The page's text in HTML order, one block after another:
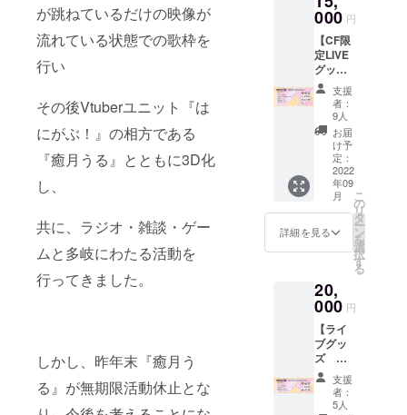
が跳ねているだけの映像が
流れている状態での歌枠を
行い
その後Vtuberユニット『は
にがぶ！』の相方である
『癒月うる』とともに3D化
し、
共に、ラジオ・雑談・ゲー
ムと多岐にわたる活動を
行ってきました。
しかし、昨年末『癒月う
る』が無期限活動休止とな
デジタ
ル壁紙
（サイ
ン入
り） ・
CF限
定 ス
テッ
カー
000 円
【CF限
定LIVE
グッズ
プラ
ン】 ・
活動報
告 ・お
手紙
（共
通） ・
お礼動
画（共
通） ・
オリジ
ナルボ
イス
通） ・
CF限
定 デ
ジタル
壁紙
（サイ
ン入
り） ・
CF限
支援
者：
9人
お届
け予
定：
2022
年09
月
詳細を見る
こ
の
リ
タ
ー
ン
を
選
択
す
る
20,
000 円
【ライ
ブグッ
ズ も
りだく
さんプ
ラン】
支援
者：
5人